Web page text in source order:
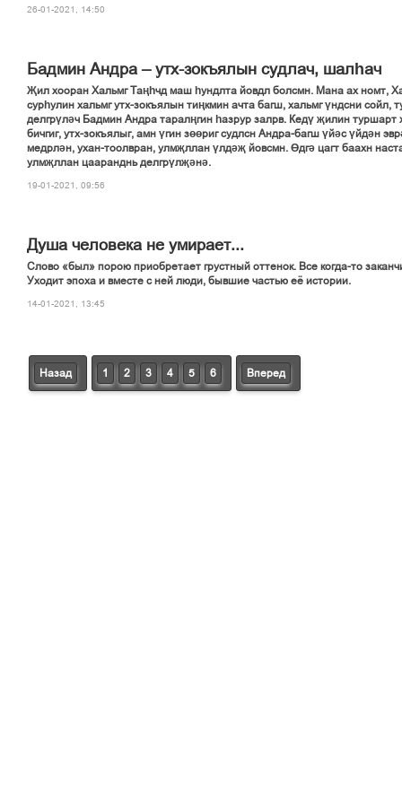
26-01-2021, 14:50
Бадмин Андра – утх-зокъялын судлач, шалһач
Җил хооран Хальмг Таңһчд маш һундлта йовдл болсмн. Мана ах номт,
сурһулин хальмг утх-зокъялын тиңкмин ачта багш, хальмг үндсни сойл,
делгрүләч Бадмин Андра таралңгин һазрур залрв. Кедү җилин туршарт
бичгиг, утх-зокъялыг, амн үгин зөөриг судлсн Андра-багш үйәс үйдән
медрлән, ухан-тоолвран, улмҗллан үлдәҗ йовсмн. Өдгә цагт баахн
улмҗллан цааранднь делгрүлҗәнә.
19-01-2021, 09:56
Душа человека не умирает...
Слово «был» порою приобретает грустный оттенок. Все когда-то
Уходит эпоха и вместе с ней люди, бывшие частью её истории.
14-01-2021, 13:45
Назад 1 2 3 4 5 6 Вперед